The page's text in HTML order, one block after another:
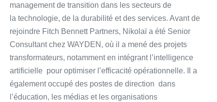
management de transition dans les secteurs de
la technologie, de la durabilité et des services. Avant de
rejoindre Fitch Bennett Partners, Nikolaï a été Senior
Consultant chez WAYDEN, où il a mené des projets
transformateurs, notamment en intégrant l’intelligence
artificielle pour optimiser l’efficacité opérationnelle. Il a
également occupé des postes de direction dans
l’éducation, les médias et les organisations